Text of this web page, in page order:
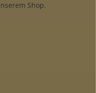
Shop.